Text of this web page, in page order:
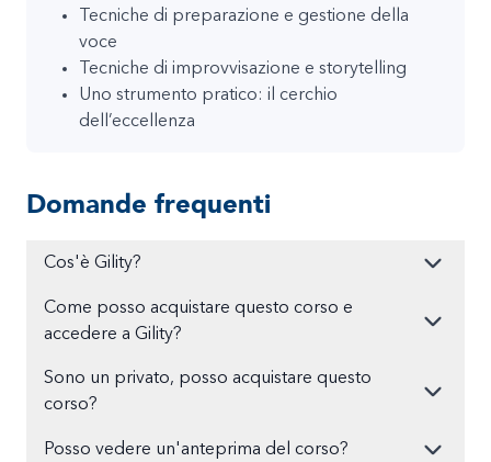
Tecniche di preparazione e gestione della
voce
Tecniche di improvvisazione e storytelling
Uno strumento pratico: il cerchio
dell’eccellenza
Domande frequenti
Cos'è Gility?
Come posso acquistare questo corso e
accedere a Gility?
Sono un privato, posso acquistare questo
corso?
Posso vedere un'anteprima del corso?